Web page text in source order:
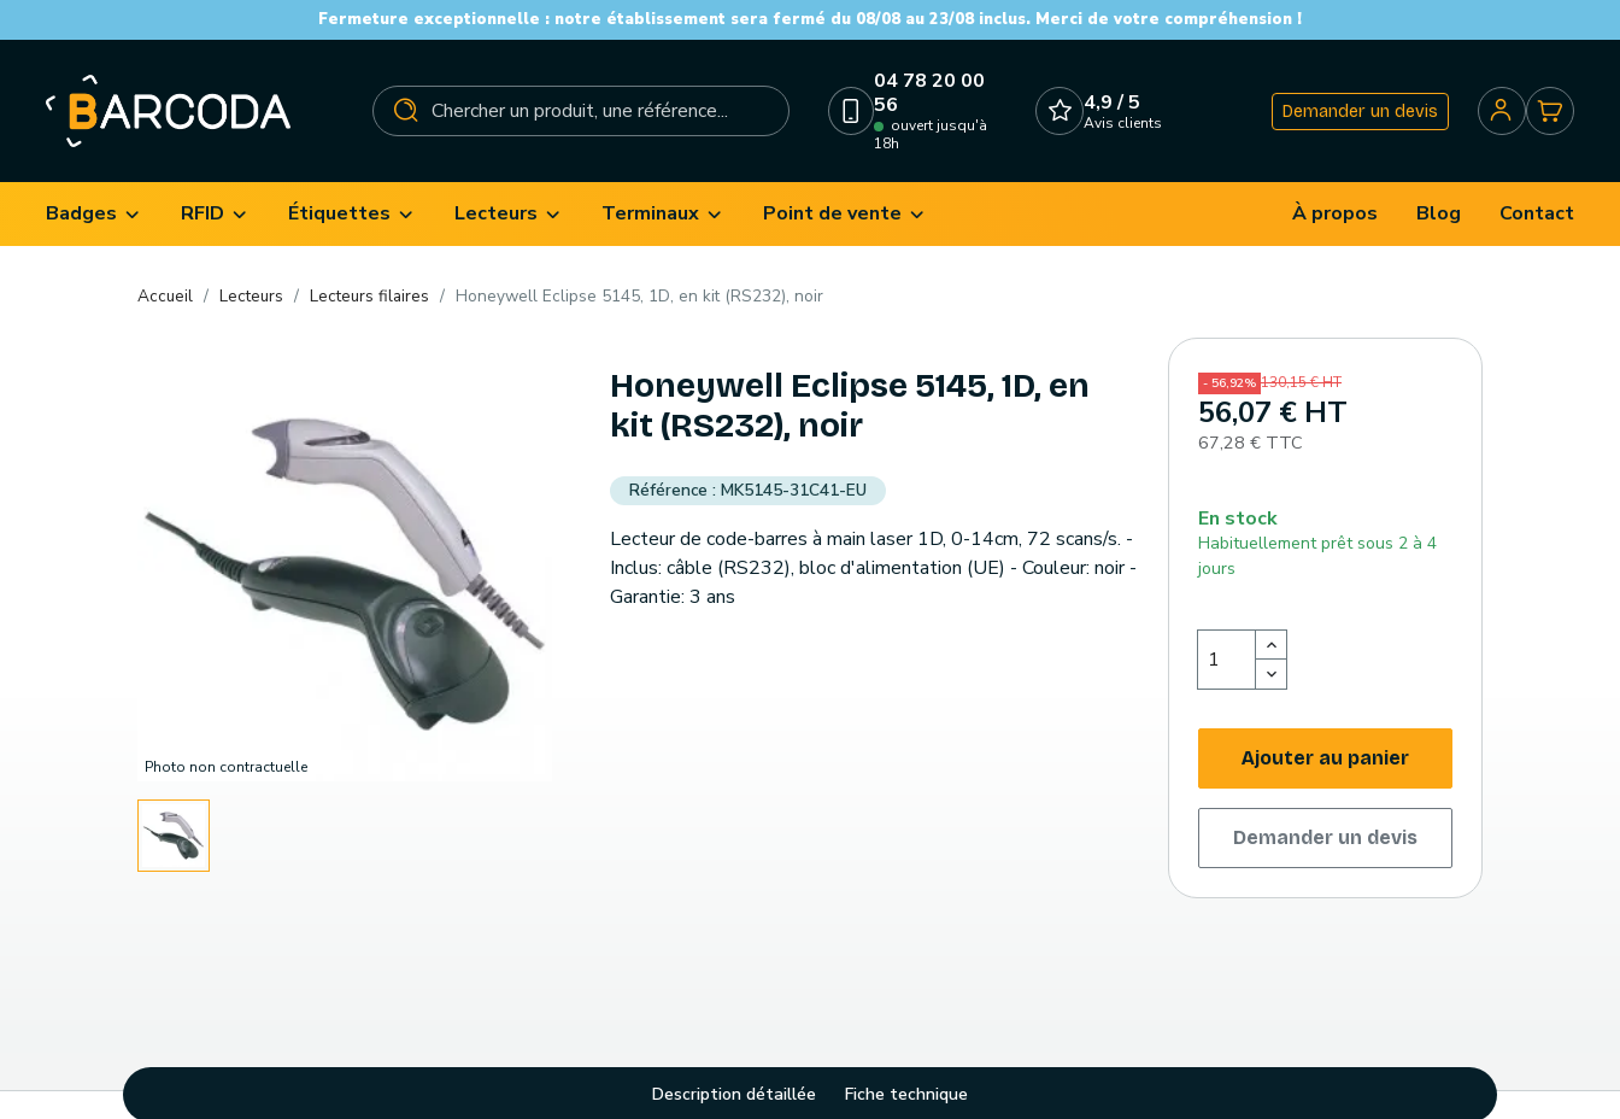
Fermeture exceptionnelle : notre établissement sera fermé du 08/08 au 23/08 inclus. Merci de votre compréhension !
04 78 20 00
56
ouvert jusqu'à
18h
4,9 / 5
Avis clients
Demander un devis
Badges RFID Étiquettes Lecteurs Terminaux Point de vente À propos Blog Contact
Accueil Lecteurs Lecteurs filaires Honeywell Eclipse 5145, 1D, en kit (RS232), noir
Photo non contractuelle
Honeywell Eclipse 5145, 1D, en
kit (RS232), noir
MK5145-31C41-EU
Lecteur de code-barres à main laser 1D, 0-14cm, 72 scans/s. -
Inclus: câble (RS232), bloc d'alimentation (UE) - Couleur: noir -
Garantie: 3 ans
- 56,92% 130,15 € HT
56,07 € HT
67,28 € TTC
En stock
Habituellement prêt sous 2 à 4
jours
Ajouter au panier
Demander un devis
Description détaillée Fiche technique